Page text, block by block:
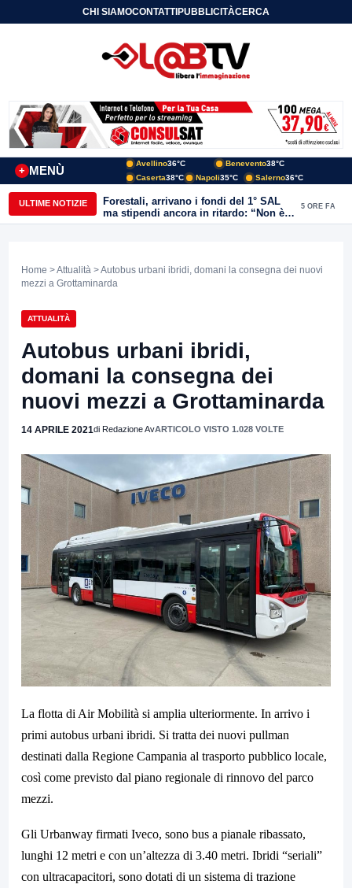
CHI SIAMOCONTATTIPUBBLICITÀCERCA
MENÙ
+
Avellino36°C Benevento38°C
Caserta38°C Napoli35°C Salerno36°C
ULTIME NOTIZIE
Forestali, arrivano i fondi del 1° SAL
ma stipendi ancora in ritardo: “Non è
più sostenibile”
5 ORE FA
Home >Attualità > Autobus urbani ibridi, domani la consegna dei nuovi
mezzi a Grottaminarda
ATTUALITÀ
Autobus urbani ibridi,
domani la consegna dei
nuovi mezzi a Grottaminarda
14 APRILE 2021di Redazione AvARTICOLO VISTO 1.028 VOLTE
La flotta di Air Mobilità si amplia ulteriormente. In arrivo i
primi autobus urbani ibridi. Si tratta dei nuovi pullman
destinati dalla Regione Campania al trasporto pubblico locale,
così come previsto dal piano regionale di rinnovo del parco
mezzi.
Gli Urbanway firmati Iveco, sono bus a pianale ribassato,
lunghi 12 metri e con un’altezza di 3.40 metri. Ibridi “seriali”
con ultracapacitori, sono dotati di un sistema di trazione